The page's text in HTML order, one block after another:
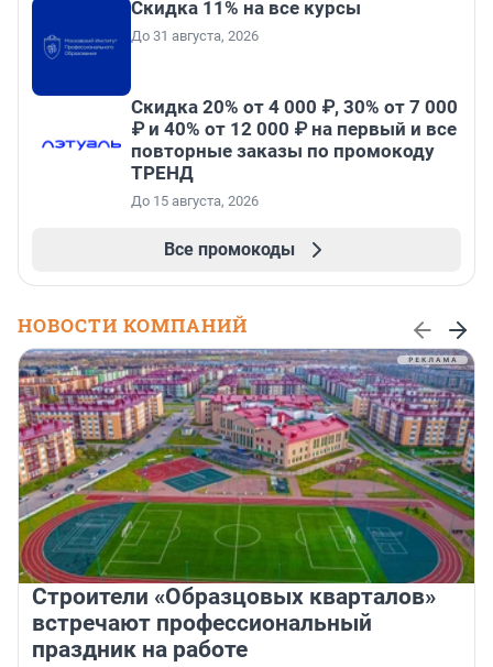
Скидка 11% на все курсы
До 31 августа, 2026
Скидка 20% от 4 000 ₽, 30% от 7 000
₽ и 40% от 12 000 ₽ на первый и все
повторные заказы по промокоду
ТРЕНД
До 15 августа, 2026
Все промокоды
НОВОСТИ КОМПАНИЙ
Строители «Образцовых кварталов»
встречают профессиональный
праздник на работе